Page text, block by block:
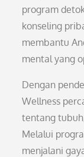
program
konseling
membantu
mental yang
Dengan
Wellness
tentang
Melalui
menjalani